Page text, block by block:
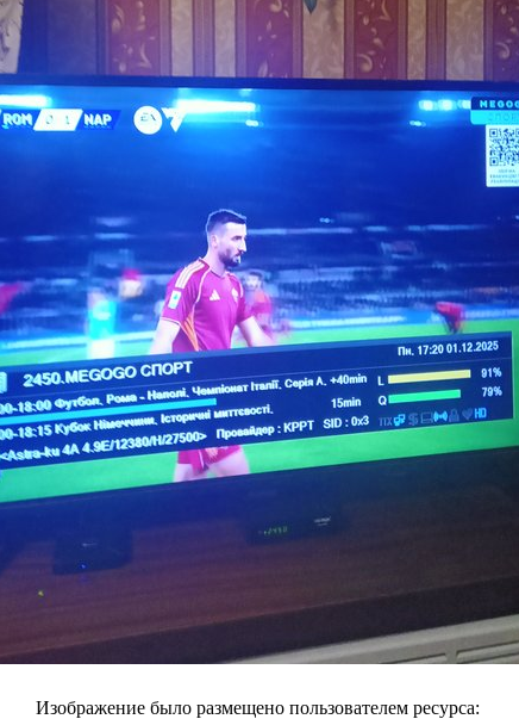
Изображение было размещено пользователем ресурса: